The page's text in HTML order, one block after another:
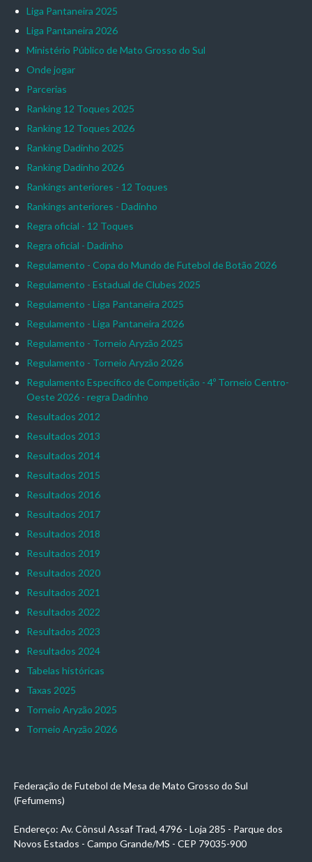
Liga Pantaneira 2025
Liga Pantaneira 2026
Ministério Público de Mato Grosso do Sul
Onde jogar
Parcerias
Ranking 12 Toques 2025
Ranking 12 Toques 2026
Ranking Dadinho 2025
Ranking Dadinho 2026
Rankings anteriores - 12 Toques
Rankings anteriores - Dadinho
Regra oficial - 12 Toques
Regra oficial - Dadinho
Regulamento - Copa do Mundo de Futebol de Botão 2026
Regulamento - Estadual de Clubes 2025
Regulamento - Liga Pantaneira 2025
Regulamento - Liga Pantaneira 2026
Regulamento - Torneio Aryzão 2025
Regulamento - Torneio Aryzão 2026
Regulamento Específico de Competição - 4º Torneio Centro-
Oeste 2026 - regra Dadinho
Resultados 2012
Resultados 2013
Resultados 2014
Resultados 2015
Resultados 2016
Resultados 2017
Resultados 2018
Resultados 2019
Resultados 2020
Resultados 2021
Resultados 2022
Resultados 2023
Resultados 2024
Tabelas históricas
Taxas 2025
Torneio Aryzão 2025
Torneio Aryzão 2026
Federação de Futebol de Mesa de Mato Grosso do Sul
(Fefumems)
Endereço: Av. Cônsul Assaf Trad, 4796 - Loja 285 - Parque dos
Novos Estados - Campo Grande/MS - CEP 79035-900